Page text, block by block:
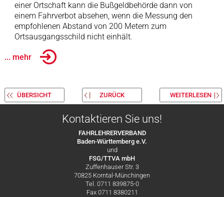
einer Ortschaft kann die Bußgeldbehörde dann von
einem Fahrverbot absehen, wenn die Messung den
empfohlenen Abstand von 200 Metern zum
Ortsausgangsschild nicht einhält.
... mehr
ÜBERSICHT ZURÜCK WEITERLESEN
Kontaktieren Sie uns!
FAHRLEHRERVERBAND
Baden-Württemberg e.V.
und
FSG/TTVA mbH
Zuffenhauser Str. 3
70825 Korntal-Münchingen
Tel. 0711 839875-0
Fax 0711 8380211